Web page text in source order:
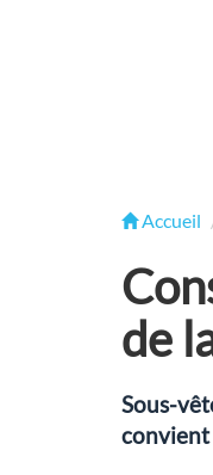
Accueil
de
Sous-
convient